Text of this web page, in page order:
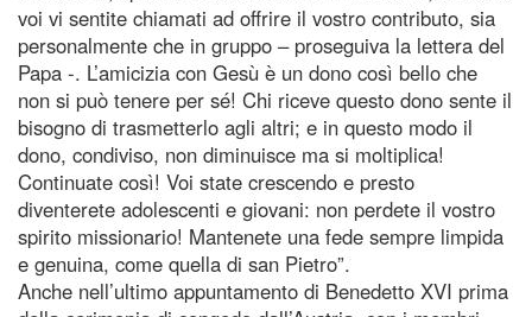
voi vi sentite chiamati ad offrire il vostro contributo, sia
personalmente che in gruppo – proseguiva la lettera del
Papa -. L’amicizia con Gesù è un dono così bello che
non si può tenere per sé! Chi riceve questo dono sente il
bisogno di trasmetterlo agli altri; e in questo modo il
dono, condiviso, non diminuisce ma si moltiplica!
Continuate così! Voi state crescendo e presto
diventerete adolescenti e giovani: non perdete il vostro
spirito missionario! Mantenete una fede sempre limpida
e genuina, come quella di san Pietro”.
Anche nell’ultimo appuntamento di Benedetto XVI prima